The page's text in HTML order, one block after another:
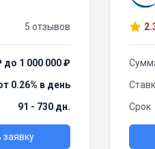
5 отзывов
до 1 000 000 ₽
0.26% в день
91 - 730 дн.
Срок